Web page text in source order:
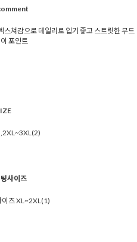
쳐감으로 데일리로 입기 좋고 스트릿한 무드
포인트
사이즈
이즈 XL~2XL(1)